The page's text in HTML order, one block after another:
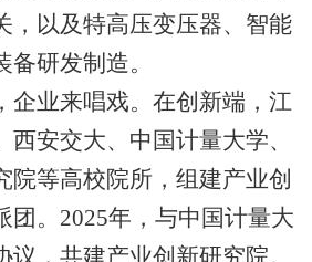
，以及特高压变压器、智能
研发制造。
业来唱戏。在创新端，江
安交大、中国计量大学、
院等高校院所，组建产业创
团。2025年，与中国计量大
，共建产业创新研究院。